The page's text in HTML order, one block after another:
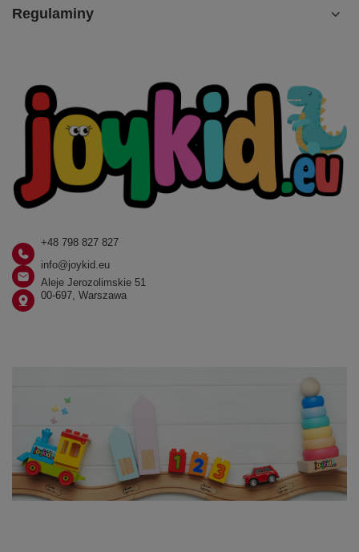
Regulaminy
+48 798 827 827
info@joykid.eu
Aleje Jerozolimskie 51
00-697, Warszawa